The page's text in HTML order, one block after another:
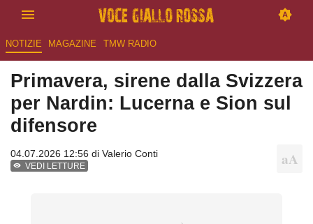
NOTIZIE MAGAZINE TMW RADIO
Primavera, sirene dalla Svizzera
per Nardin: Lucerna e Sion sul
difensore
04.07.2026 12:56 di Valerio Conti
VEDI LETTURE